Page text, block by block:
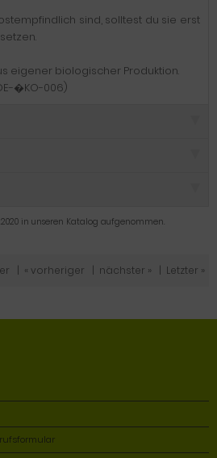
sind, solltest du sie erst
eigener biologischer Produktion.
�KO-006)
in unseren Katalog aufgenommen.
« vorheriger nächster » Letzter »